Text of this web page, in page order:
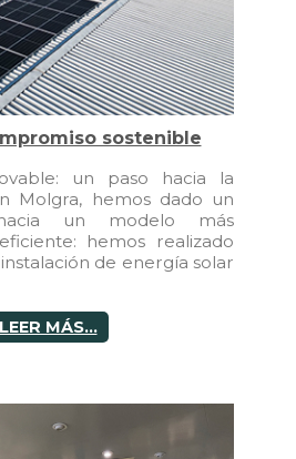
sostenible
un paso hacia la
Molgra, hemos dado un
un modelo más
hemos realizado
de energía solar
LEER MÁS...